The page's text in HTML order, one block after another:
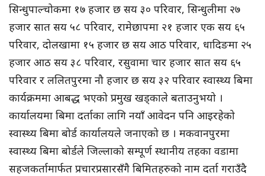
सिन्धुपाल्चोकमा १७ हजार छ सय ३० परिवार, सिन्धुलीमा २७
हजार सात सय ५८ परिवार, रामेछापमा २१ हजार एक सय ६५
परिवार, दोलखामा १५ हजार छ सय आठ परिवार, धादिङमा २५
हजार आठ सय ३८ परिवार, रसुवामा चार हजार सात सय ६५
परिवार र ललितपुरमा नौ हजार छ सय ३२ परिवार स्वास्थ्य बिमा
कार्यक्रममा आबद्ध भएको प्रमुख खड्काले बताउनुभयो ।
कार्यालयमा बिमा दर्ताका लागि नयाँ आवेदन पनि आइरहेको
स्वास्थ्य बिमा बोर्ड कार्यालयले जनाएको छ । मकवानपुरमा
स्वास्थ्य बिमा बोर्डले जिल्लाको सम्पूर्ण स्थानीय तहका वडामा
सहजकर्तामार्फत प्रचारप्रसारसँगै बिमितहरुको नाम दर्ता गराउँदै